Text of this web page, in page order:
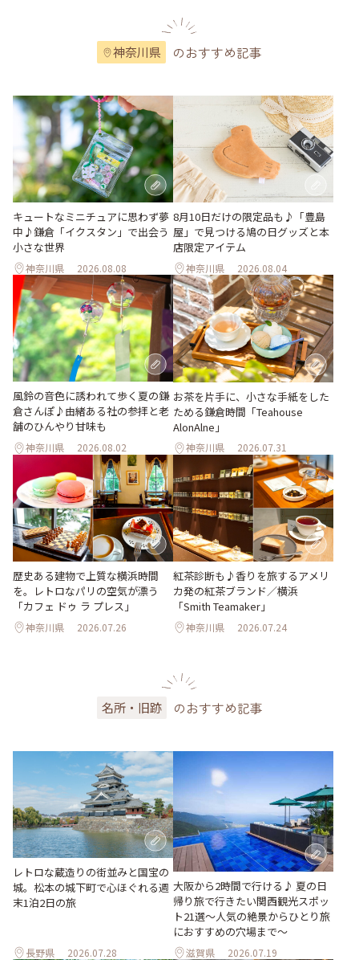
神奈川県 のおすすめ記事
キュートなミニチュアに思わず夢
中♪鎌倉「イクスタン」で出会う
小さな世界
神奈川県 2026.08.08
8月10日だけの限定品も♪「豊島
屋」で見つける鳩の日グッズと本
店限定アイテム
神奈川県 2026.08.04
風鈴の音色に誘われて歩く夏の鎌
倉さんぽ♪由緒ある社の参拝と老
舗のひんやり甘味も
神奈川県 2026.08.02
お茶を片手に、小さな手紙をした
ためる鎌倉時間「Teahouse
AlonAlne」
神奈川県 2026.07.31
歴史ある建物で上質な横浜時間
を。レトロなパリの空気が漂う
「カフェ ドゥ ラ プレス」
神奈川県 2026.07.26
紅茶診断も♪香りを旅するアメリ
カ発の紅茶ブランド／横浜
「Smith Teamaker」
神奈川県 2026.07.24
名所・旧跡 のおすすめ記事
レトロな蔵造りの街並みと国宝の
城。松本の城下町で心ほぐれる週
末1泊2日の旅
長野県 2026.07.28
大阪から2時間で行ける♪ 夏の日
帰り旅で行きたい関西観光スポッ
ト21選～人気の絶景からひとり旅
におすすめの穴場まで～
滋賀県 2026.07.19